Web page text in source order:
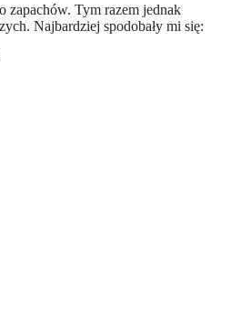
zapachów. Tym razem jednak
Najbardziej spodobały mi się: